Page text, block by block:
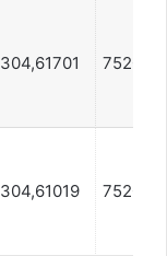
304,61701 752091
304,61019 752091